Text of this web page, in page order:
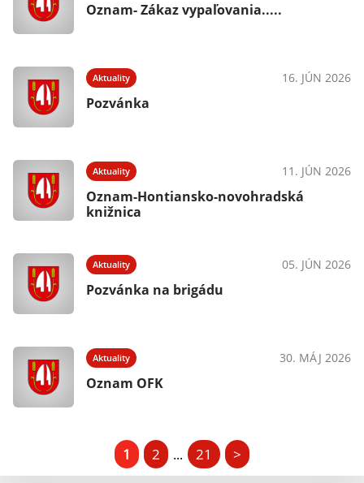
Oznam- Zákaz vypaľovania.....
Aktuality 16. JÚN 2026
Pozvánka
Aktuality 11. JÚN 2026
Oznam-Hontiansko-novohradská
knižnica
Aktuality 05. JÚN 2026
Pozvánka na brigádu
Aktuality 30. MÁJ 2026
Oznam OFK
1 2 ... 21 >